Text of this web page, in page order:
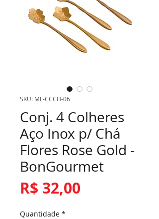
SKU: ML-CCCH-06
Conj. 4 Colheres
Aço Inox p/ Chá
Flores Rose Gold -
BonGourmet
R$ 32,00
Quantidade *